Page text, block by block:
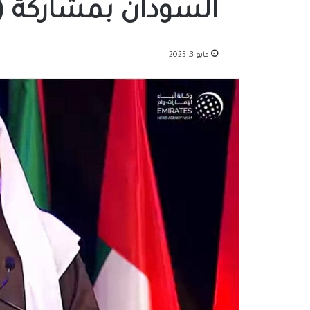
السودان بمشاركة (20) ألف
مايو 3, 2025